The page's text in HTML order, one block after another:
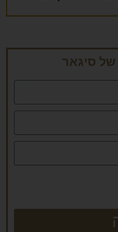
של סיגאר